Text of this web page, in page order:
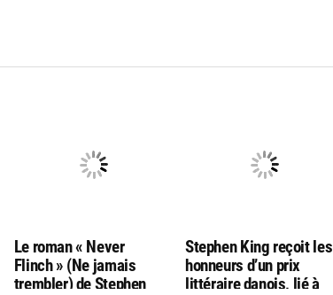
Le roman « Never
Flinch » (Ne jamais
trembler) de Stephen
Stephen King reçoit les
honneurs d’un prix
littéraire danois, lié à